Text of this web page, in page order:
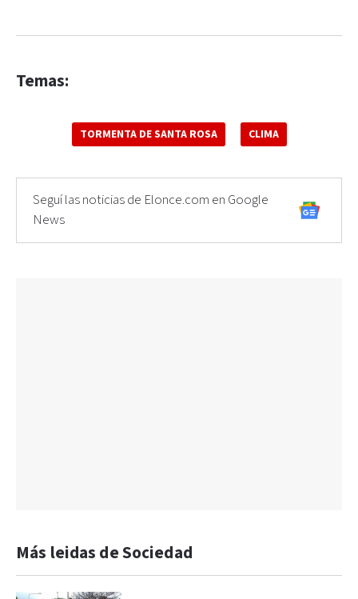
Temas:
TORMENTA DE SANTA ROSA CLIMA
Seguí las noticias de Elonce.com en Google
News
Más leidas de Sociedad